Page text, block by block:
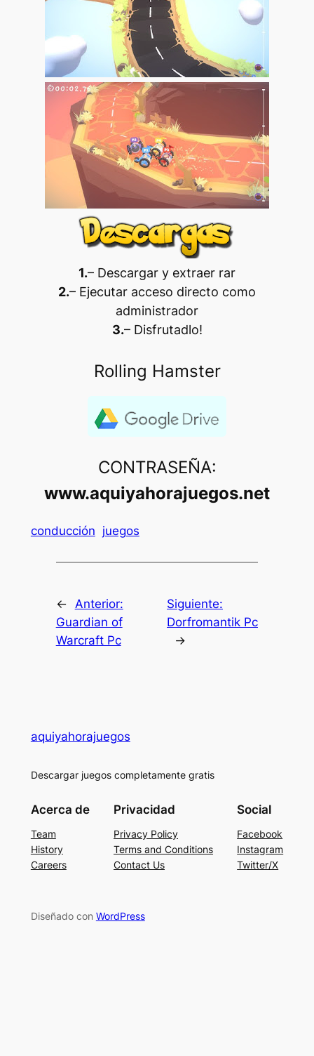
1.– Descargar y extraer rar
2.– Ejecutar acceso directo como
administrador
3.– Disfrutadlo!
Rolling Hamster
CONTRASEÑA:
www.aquiyahorajuegos.net
conducción juegos
← Anterior:
Guardian of
Warcraft Pc
Siguiente:
Dorfromantik Pc
→
aquiyahorajuegos
Descargar juegos completamente gratis
Acerca de
Team
History
Careers
Privacidad
Privacy Policy
Terms and Conditions
Contact Us
Social
Facebook
Instagram
Twitter/X
Diseñado con WordPress